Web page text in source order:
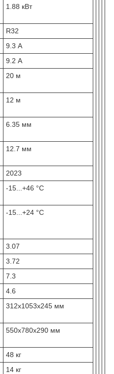
1.88 кВт
R32
9.3 А
9.2 А
20 м
12 м
6.35 мм
12.7 мм
2023
-15...+46 °C
-15...+24 °C
3.07
3.72
7.3
4.6
312x1053x245 мм
550x780x290 мм
48 кг
14 кг